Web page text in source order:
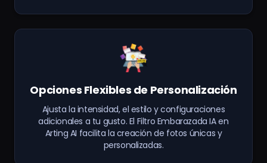
Opciones Flexibles de Personalización
Ajusta la intensidad, el estilo y configuraciones
adicionales a tu gusto. El Filtro Embarazada IA en
Arting AI facilita la creación de fotos únicas y
personalizadas.